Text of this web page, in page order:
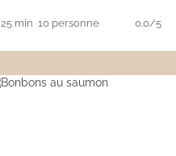
25 min 10 personnes 0.0/5